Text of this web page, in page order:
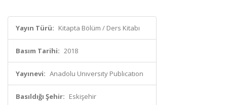
Yayın Türü: Kitapta Bölüm / Ders Kitabı
Basım Tarihi: 2018
Yayınevi: Anadolu Unıversıty Publıcatıon
Basıldığı Şehir: Eskişehir